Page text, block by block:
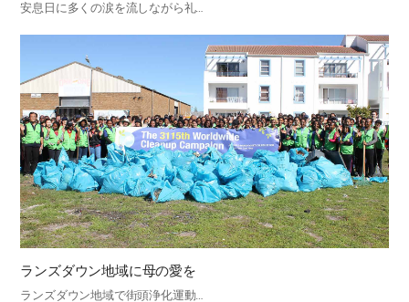
安息日に多くの涙を流しながら礼…
ランズダウン地域に母の愛を
ランズダウン地域で街頭浄化運動…